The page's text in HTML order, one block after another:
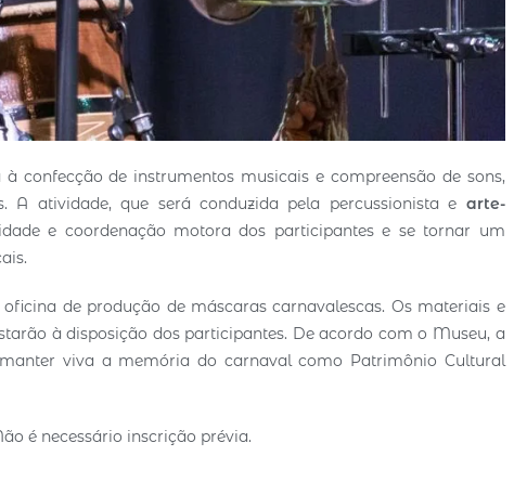
de instrumentos musicais e compreensão de sons,
atividade, que será conduzida pela percussionista e arte-
e coordenação motora dos participantes e se tornar um
de produção de máscaras carnavalescas. Os materiais e
à disposição dos participantes. De acordo com o Museu, a
viva a memória do carnaval como Patrimônio Cultural
é necessário inscrição prévia.